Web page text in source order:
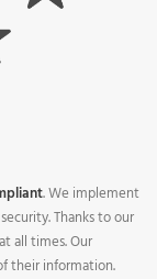
. We implement
Thanks to our
all times. Our
their information.